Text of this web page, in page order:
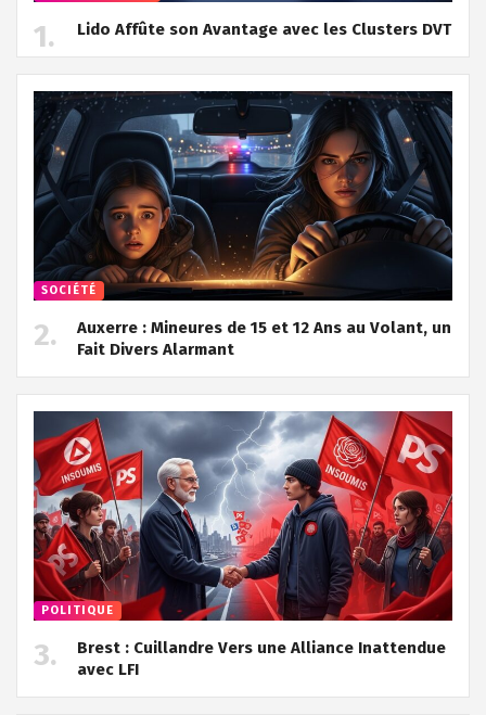
Lido Affûte son Avantage avec les Clusters DVT
SOCIÉTÉ
Auxerre : Mineures de 15 et 12 Ans au Volant, un
Fait Divers Alarmant
POLITIQUE
Brest : Cuillandre Vers une Alliance Inattendue
avec LFI